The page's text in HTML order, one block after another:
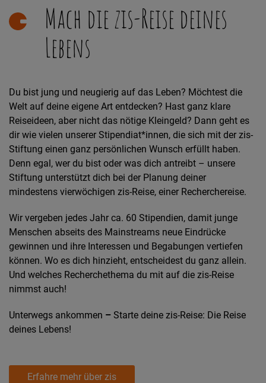
Mach die zis-Reise deines
Lebens
Du bist jung und neugierig auf das Leben? Möchtest die
Welt auf deine eigene Art entdecken? Hast ganz klare
Reiseideen, aber nicht das nötige Kleingeld? Dann geht es
dir wie vielen unserer Stipendiat*innen, die sich mit der zis-
Stiftung einen ganz persönlichen Wunsch erfüllt haben.
Denn egal, wer du bist oder was dich antreibt – unsere
Stiftung unterstützt dich bei der Planung deiner
mindestens vierwöchigen zis-Reise, einer Recherchereise.
Wir vergeben jedes Jahr ca. 60 Stipendien, damit junge
Menschen abseits des Mainstreams neue Eindrücke
gewinnen und ihre Interessen und Begabungen vertiefen
können. Wo es dich hinzieht, entscheidest du ganz allein.
Und welches Recherchethema du mit auf die zis-Reise
nimmst auch!
Unterwegs ankommen – Starte deine zis-Reise: Die Reise
deines Lebens!
Erfahre mehr über zis